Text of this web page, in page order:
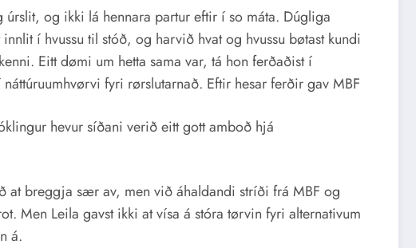
og ikki lá hennara partur eftir í so máta. Dúgliga
í hvussu til stóð, og harvið hvat og hvussu bøtast kundi
Eitt dømi um hetta sama var, tá hon ferðaðist í
fyri rørslutarnað. Eftir hesar ferðir gav MBF
hevur síðani verið eitt gott amboð hjá
at breggja sær av, men við áhaldandi stríði frá MBF og
Men Leila gavst ikki at vísa á stóra tørvin fyri alternativum
á.